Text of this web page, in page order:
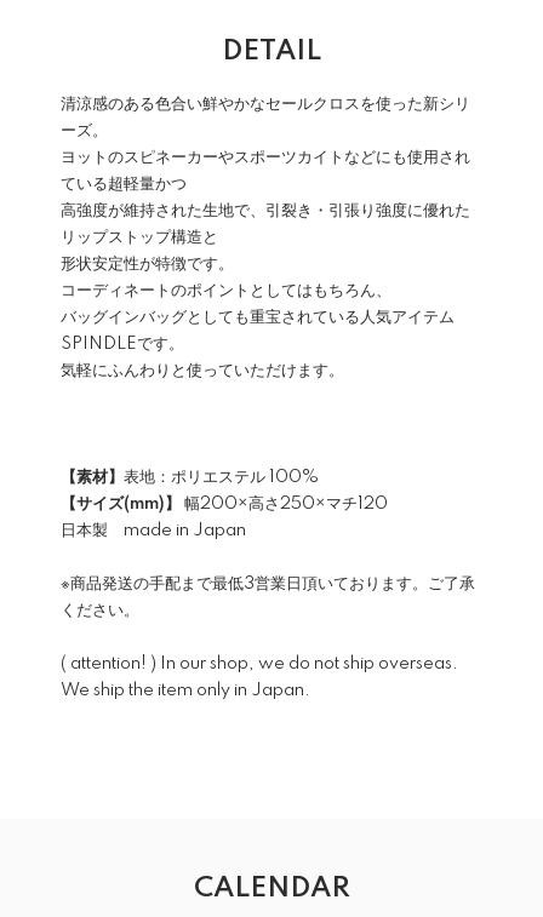
DETAIL
清涼感のある色合い鮮やかなセールクロスを使った新シリ
ーズ。
ヨットのスピネーカーやスポーツカイトなどにも使用され
ている超軽量かつ
高強度が維持された生地で、引裂き・引張り強度に優れた
リップストップ構造と
形状安定性が特徴です。
コーディネートのポイントとしてはもちろん、
バッグインバッグとしても重宝されている人気アイテム
SPINDLEです。
気軽にふんわりと使っていただけます。
【素材】 表地：ポリエステル 100%
【サイズ(mm)】
幅200×高さ250×マチ120
日本製 made in Japan
※商品発送の手配まで最低3営業日頂いております。ご了承
ください。
( attention! ) In our shop, we do not ship overseas.
We ship the item only in Japan.
CALENDAR